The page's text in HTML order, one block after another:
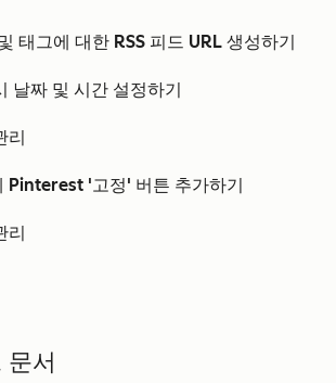
태그에 대한 RSS 피드 URL 생성하기
날짜 및 시간 설정하기
리
Pinterest '고정' 버튼 추가하기
리
문서